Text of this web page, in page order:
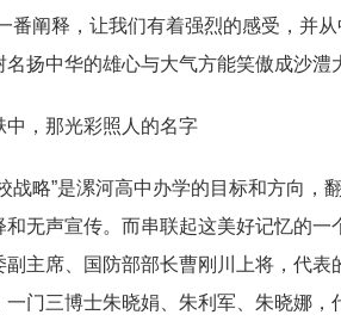
番阐释，让我们有着强烈的感受，并
名扬中华的雄心与大气方能笑傲成沙澧
，那光彩照人的名字
战略”是漯河高中办学的目标和方向，
和无声宣传。而串联起这美好记忆的
副主席、国防部部长曹刚川上将，代
一门三博士朱晓娟、朱利军、朱晓娜